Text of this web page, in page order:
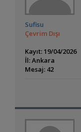
Sufisu
Çevrim Dışı
Kayıt: 19/04/2026
İl: Ankara
Mesaj: 42